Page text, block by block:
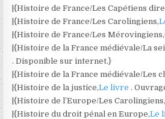
|{Histoire de France/Les Capétiens
|{Histoire de France/Les Carolingiens,
|{Histoire de France/Les Mérovingiens,
|{Histoire de la France médiévale/La
. Disponible sur internet.}
|{Histoire de la France médiévale/Les
|{Histoire de la justice,Le livre.
|{Histoire de l’Europe/Les
|{Histoire du droit pénal en Europe,Le